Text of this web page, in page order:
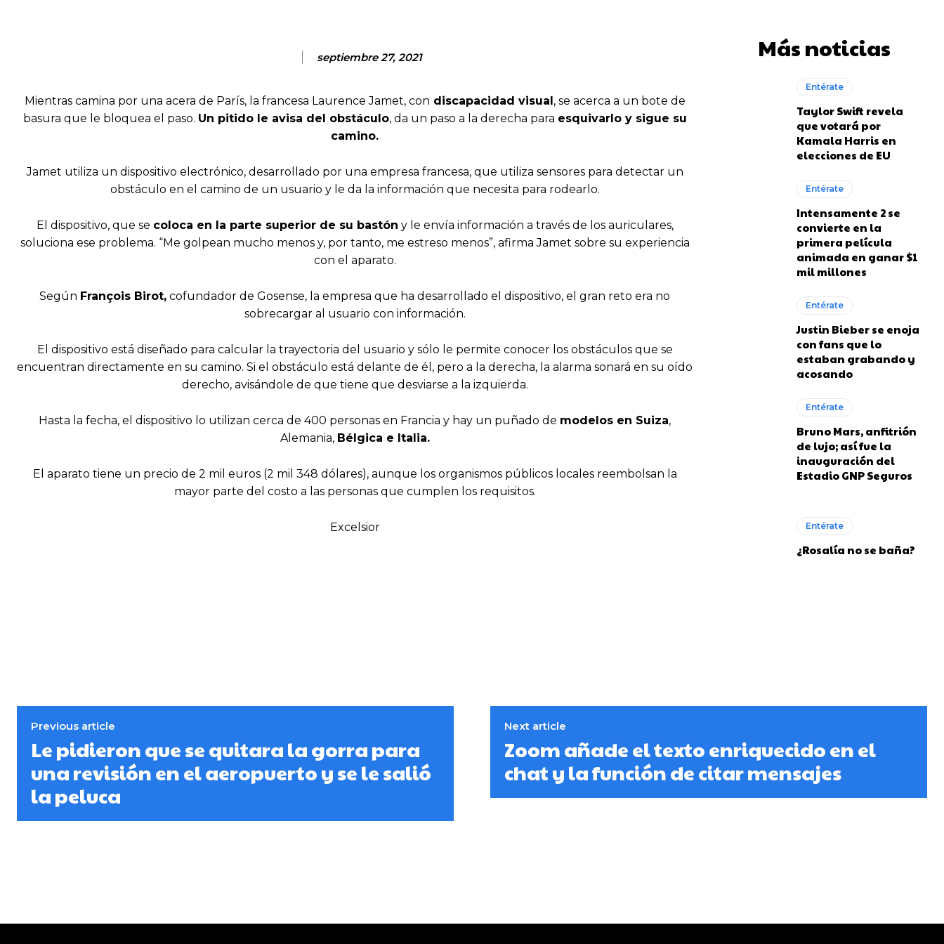
septiembre 27, 2021
Mientras camina por una acera de París, la francesa Laurence Jamet, con discapacidad visual, se acerca a un bote de
basura que le bloquea el paso. Un pitido le avisa del obstáculo, da un paso a la derecha para esquivarlo y sigue su
camino.
Jamet utiliza un dispositivo electrónico, desarrollado por una empresa francesa, que utiliza sensores para detectar un
obstáculo en el camino de un usuario y le da la información que necesita para rodearlo.
El dispositivo, que se coloca en la parte superior de su bastón y le envía información a través de los auriculares,
soluciona ese problema. “Me golpean mucho menos y, por tanto, me estreso menos”, afirma Jamet sobre su experiencia
con el aparato.
Según François Birot, cofundador de Gosense, la empresa que ha desarrollado el dispositivo, el gran reto era no
sobrecargar al usuario con información.
El dispositivo está diseñado para calcular la trayectoria del usuario y sólo le permite conocer los obstáculos que se
encuentran directamente en su camino. Si el obstáculo está delante de él, pero a la derecha, la alarma sonará en su oído
derecho, avisándole de que tiene que desviarse a la izquierda.
Hasta la fecha, el dispositivo lo utilizan cerca de 400 personas en Francia y hay un puñado de modelos en Suiza,
Alemania, Bélgica e Italia.
El aparato tiene un precio de 2 mil euros (2 mil 348 dólares), aunque los organismos públicos locales reembolsan la
mayor parte del costo a las personas que cumplen los requisitos.
Excelsior
Más noticias
Entérate
Taylor Swift revela
que votará por
Kamala Harris en
elecciones de EU
Entérate
Intensamente 2 se
convierte en la
primera película
animada en ganar $1
mil millones
Entérate
Justin Bieber se enoja
con fans que lo
estaban grabando y
acosando
Entérate
Bruno Mars, anfitrión
de lujo; así fue la
inauguración del
Estadio GNP Seguros
Entérate
¿Rosalía no se baña?
Previous article
Le pidieron que se quitara la gorra para
una revisión en el aeropuerto y se le salió
la peluca
Next article
Zoom añade el texto enriquecido en el
chat y la función de citar mensajes